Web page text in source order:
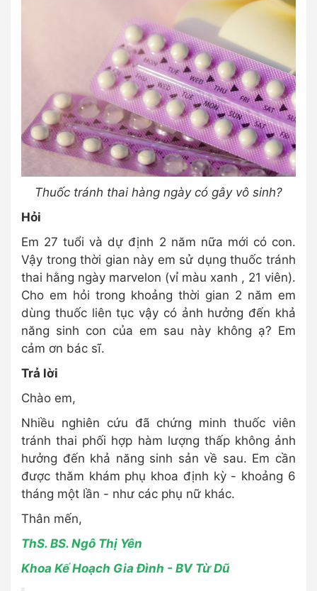
Thuốc tránh thai hàng ngày có gây vô sinh?
Hỏi
Em 27 tuổi và dự định 2 năm nữa mới có con.
Vậy trong thời gian này em sử dụng thuốc tránh
thai hằng ngày marvelon (vỉ màu xanh , 21 viên).
Cho em hỏi trong khoảng thời gian 2 năm em
dùng thuốc liên tục vậy có ảnh hưởng đến khả
năng sinh con của em sau này không ạ? Em
cảm ơn bác sĩ.
Trả lời
Chào em,
Nhiều nghiên cứu đã chứng minh thuốc viên
tránh thai phối hợp hàm lượng thấp không ảnh
hưởng đến khả năng sinh sản về sau. Em cần
được thăm khám phụ khoa định kỳ - khoảng 6
tháng một lần - như các phụ nữ khác.
Thân mến,
ThS. BS. Ngô Thị Yên
Khoa Kế Hoạch Gia Đình - BV Từ Dũ